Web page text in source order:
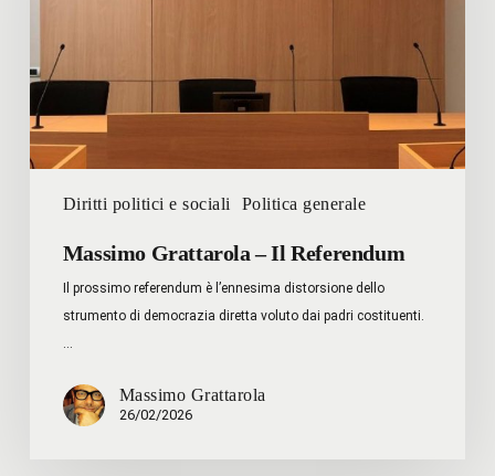
Diritti politici e sociali Politica generale
Massimo Grattarola – Il Referendum
Il prossimo referendum è l’ennesima distorsione dello
strumento di democrazia diretta voluto dai padri costituenti.
Massimo Grattarola
26/02/2026